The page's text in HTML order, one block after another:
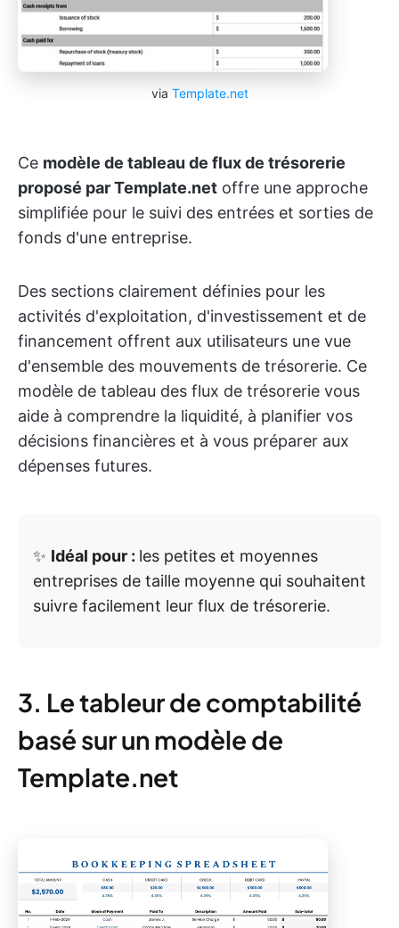
via Template.net
Ce modèle de tableau de flux de trésorerie
proposé par Template.net offre une approche
simplifiée pour le suivi des entrées et sorties de
fonds d'une entreprise.
Des sections clairement définies pour les
activités d'exploitation, d'investissement et de
financement offrent aux utilisateurs une vue
d'ensemble des mouvements de trésorerie. Ce
modèle de tableau des flux de trésorerie vous
aide à comprendre la liquidité, à planifier vos
décisions financières et à vous préparer aux
dépenses futures.
✨ Idéal pour : les petites et moyennes
entreprises de taille moyenne qui souhaitent
suivre facilement leur flux de trésorerie.
3. Le tableur de comptabilité
basé sur un modèle de
Template.net